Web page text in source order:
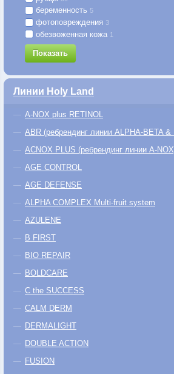
беременность 5
фотоповреждения 3
обезвоженная кожа 1
Показать
Линии Holy Land
A-NOX plus RETINOL
ABR (ребрендинг линии ALPHA-BETA &
ACNOX PLUS (ребрендинг линии A-
AGE CONTROL
AGE DEFENSE
ALPHA COMPLEX Multi-fruit system
AZULENE
B FIRST
BIO REPAIR
BOLDCARE
C the SUCCESS
CALM DERM
DERMALIGHT
DOUBLE ACTION
FUSION